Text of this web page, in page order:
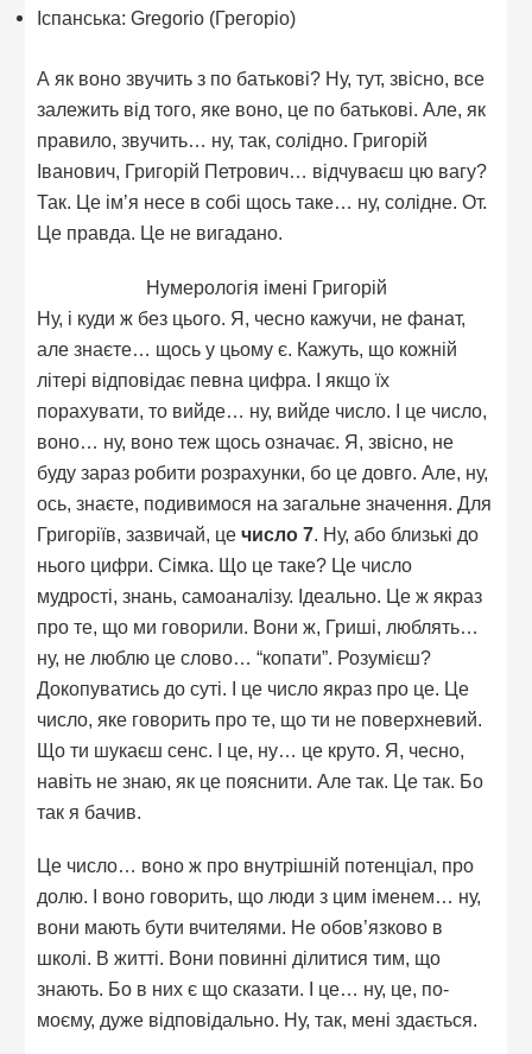
Іспанська: Gregorio (Грегоріо)
А як воно звучить з по батькові? Ну, тут, звісно, все
залежить від того, яке воно, це по батькові. Але, як
правило, звучить… ну, так, солідно. Григорій
Іванович, Григорій Петрович… відчуваєш цю вагу?
Так. Це ім’я несе в собі щось таке… ну, солідне. От.
Це правда. Це не вигадано.
Нумерологія імені Григорій
Ну, і куди ж без цього. Я, чесно кажучи, не фанат,
але знаєте… щось у цьому є. Кажуть, що кожній
літері відповідає певна цифра. І якщо їх
порахувати, то вийде… ну, вийде число. І це число,
воно… ну, воно теж щось означає. Я, звісно, не
буду зараз робити розрахунки, бо це довго. Але, ну,
ось, знаєте, подивимося на загальне значення. Для
Григоріїв, зазвичай, цечисло 7. Ну, або близькі до
нього цифри. Сімка. Що це таке? Це число
мудрості, знань, самоаналізу. Ідеально. Це ж якраз
про те, що ми говорили. Вони ж, Гриші, люблять…
ну, не люблю це слово… “копати”. Розумієш?
Докопуватись до суті. І це число якраз про це. Це
число, яке говорить про те, що ти не поверхневий.
Що ти шукаєш сенс. І це, ну… це круто. Я, чесно,
навіть не знаю, як це пояснити. Але так. Це так. Бо
так я бачив.
Це число… воно ж про внутрішній потенціал, про
долю. І воно говорить, що люди з цим іменем… ну,
вони мають бути вчителями. Не обов’язково в
школі. В житті. Вони повинні ділитися тим, що
знають. Бо в них є що сказати. І це… ну, це, по-
моєму, дуже відповідально. Ну, так, мені здається.